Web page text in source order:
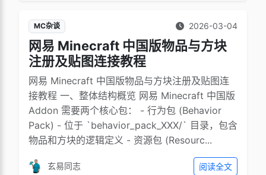
MC杂谈 2026-03-04
网易 Minecraft 中国版物品与方块
注册及贴图连接教程
网易 Minecraft 中国版物品与方块注册及贴图连
接教程 一、整体结构概览 网易 Minecraft 中国版
Addon 需要两个核心包： - 行为包 (Behavior
Pack) - 位于 `behavior_pack_XXX/` 目录，包含
物品和方块的逻辑定义 - 资源包 (Resourc...
玄易同志 阅读全文